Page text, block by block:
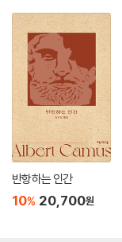
반항하는 인간
10% 20,700원